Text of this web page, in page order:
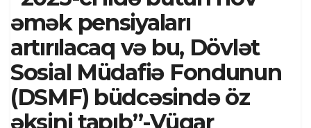
əmək pensiyaları
artırılacaq və bu, Dövlət
Sosial Müdafiə Fondunun
(DSMF) büdcəsində öz
əksini tapıb”-Vüqar